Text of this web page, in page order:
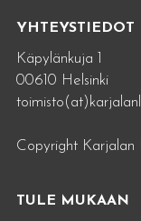
YHTEYSTIEDOT
Käpylänkuja 1
00610 Helsinki
Copyright Karjalan
TULE MUKAAN